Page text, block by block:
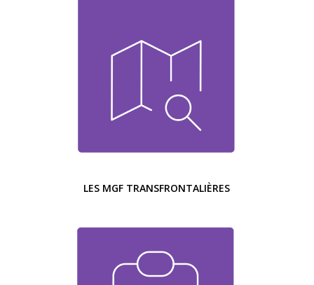
LES MGF TRANSFRONTALIÈRES